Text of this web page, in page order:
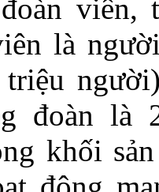
viên,
là
đoàn là
khối